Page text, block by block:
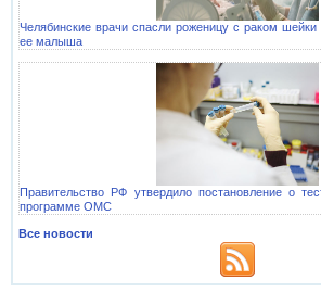
Челябинские врачи спасли роженицу с раком шейки
ее малыша
Правительство РФ утвердило постановление о
программе ОМС
Все новости